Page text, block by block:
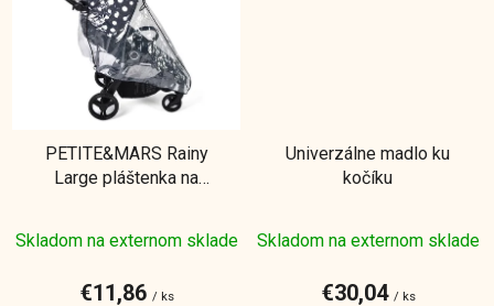
PETITE&MARS Rainy
Large pláštenka na
Skladom na externom sklade
€11,86 / ks
Univerzálne madlo ku
kočíku
Skladom na externom sklade
€30,04 / ks